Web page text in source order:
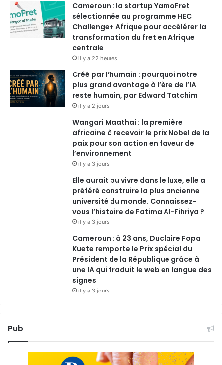
b
o
o
e
d
u
b
a
g
m
Cameroun : la startup YamoFret
sélectionnée au programme HEC
Challenge+ Afrique pour accélérer la
transformation du fret en Afrique
centrale
il y a 22 heures
Créé par l’humain : pourquoi notre
plus grand avantage à l’ère de l’IA
reste humain, par Edward Tatchim
il y a 2 jours
Wangari Maathai : la première
africaine à recevoir le prix Nobel de la
paix pour son action en faveur de
l’environnement
il y a 3 jours
Elle aurait pu vivre dans le luxe, elle a
préféré construire la plus ancienne
université du monde. Connaissez-
vous l’histoire de Fatima Al-Fihriya ?
il y a 3 jours
Cameroun : à 23 ans, Duclaire Fopa
Kuete remporte le Prix spécial du
Président de la République grâce à
une IA qui traduit le web en langue des
signes
il y a 3 jours
Pub